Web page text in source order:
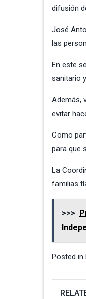
difusión
José
las
En este
sanitario
Además,
evitar
Como
para que
La
familias
>>>
Posted in